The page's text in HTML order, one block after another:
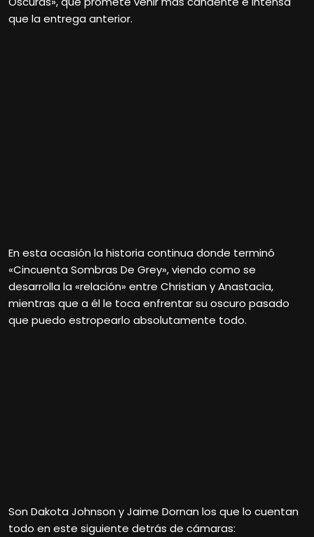
que la entrega anterior.
En esta ocasión la historia continua donde terminó
«Cincuenta Sombras De Grey», viendo como se
desarrolla la «relación» entre Christian y Anastacia,
mientras que a él le toca enfrentar su oscuro pasado
que puedo estropearlo absolutamente todo.
Son Dakota Johnson y Jaime Dornan los que lo cuentan
todo en este siguiente detrás de cámaras: